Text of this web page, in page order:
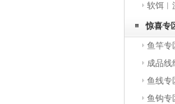
软饵︱
惊喜专
鱼竿专
成品线
鱼线专
鱼钩专